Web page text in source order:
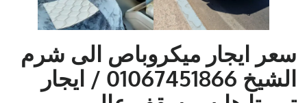
سعر ايجار ميكروباص الى شرم
الشيخ 01067451866 / ايجار